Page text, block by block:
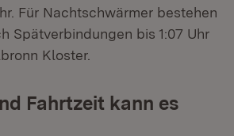
Für Nachtschwärmer bestehen
Spätverbindungen bis 1:07 Uhr
Kloster.
Fahrtzeit kann es